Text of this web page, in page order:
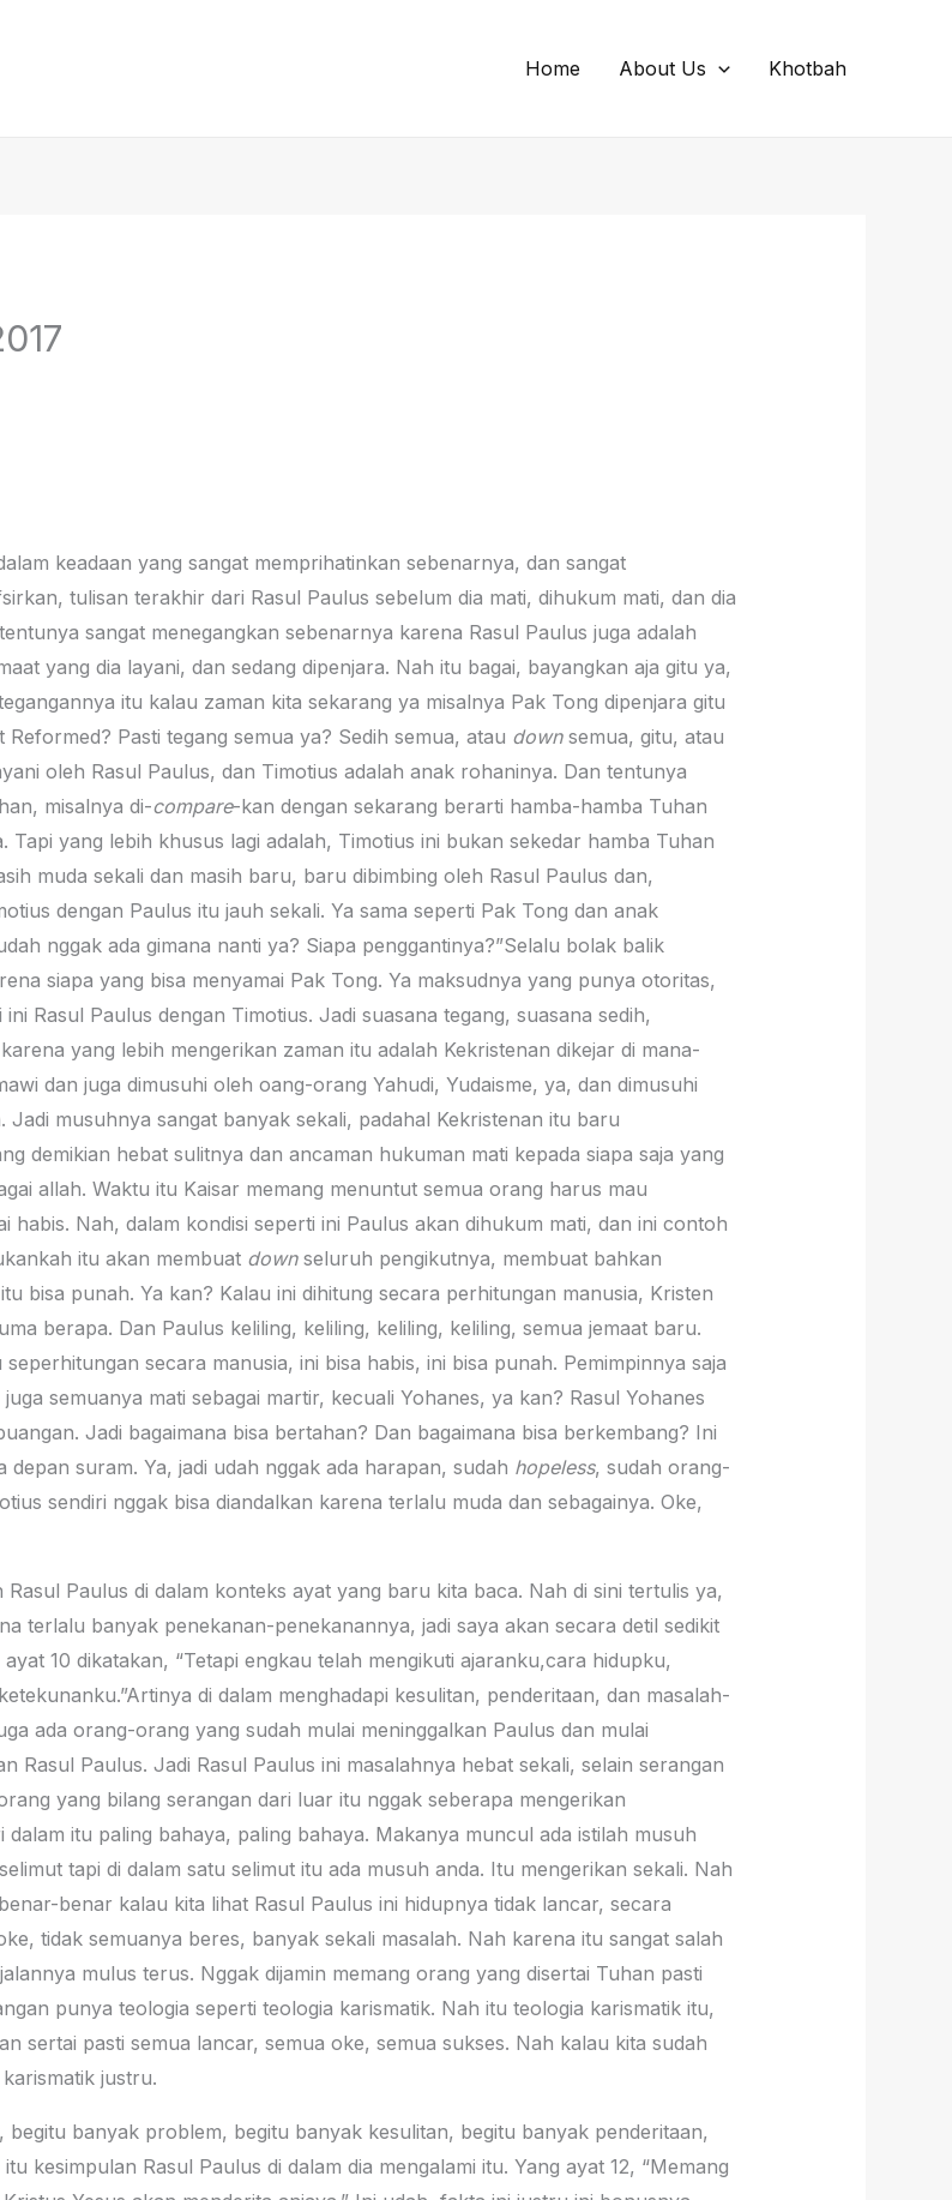
Home About Us Khotbah
keadaan yang sangat memprihatinkan sebenarnya, dan sangat
tulisan terakhir dari Rasul Paulus sebelum dia mati, dihukum mati, dan dia
sangat menegangkan sebenarnya karena Rasul Paulus juga adalah
yang dia layani, dan sedang dipenjara. Nah itu bagai, bayangkan aja gitu ya,
itu kalau zaman kita sekarang ya misalnya Pak Tong dipenjara gitu
Pasti tegang semua ya? Sedih semua, atau downsemua, gitu, atau
oleh Rasul Paulus, dan Timotius adalah anak rohaninya. Dan tentunya
misalnya di-compare-kan dengan sekarang berarti hamba-hamba Tuhan
Tapi yang lebih khusus lagi adalah, Timotius ini bukan sekedar hamba Tuhan
muda sekali dan masih baru, baru dibimbing oleh Rasul Paulus dan,
dengan Paulus itu jauh sekali. Ya sama seperti Pak Tong dan anak
nggak ada gimana nanti ya? Siapa penggantinya?”Selalu bolak balik
siapa yang bisa menyamai Pak Tong. Ya maksudnya yang punya otoritas,
Rasul Paulus dengan Timotius. Jadi suasana tegang, suasana sedih,
yang lebih mengerikan zaman itu adalah Kekristenan dikejar di mana-
dan juga dimusuhi oleh oang-orang Yahudi, Yudaisme, ya, dan dimusuhi
musuhnya sangat banyak sekali, padahal Kekristenan itu baru
demikian hebat sulitnya dan ancaman hukuman mati kepada siapa saja yang
allah. Waktu itu Kaisar memang menuntut semua orang harus mau
habis. Nah, dalam kondisi seperti ini Paulus akan dihukum mati, dan ini contoh
itu akan membuat downseluruh pengikutnya, membuat bahkan
bisa punah. Ya kan? Kalau ini dihitung secara perhitungan manusia, Kristen
berapa. Dan Paulus keliling, keliling, keliling, keliling, semua jemaat baru.
secara manusia, ini bisa habis, ini bisa punah. Pemimpinnya saja
semuanya mati sebagai martir, kecuali Yohanes, ya kan? Rasul Yohanes
Jadi bagaimana bisa bertahan? Dan bagaimana bisa berkembang? Ini
depan suram. Ya, jadi udah nggak ada harapan, sudah hopeless, sudah orang-
sendiri nggak bisa diandalkan karena terlalu muda dan sebagainya. Oke,
Paulus di dalam konteks ayat yang baru kita baca. Nah di sini tertulis ya,
terlalu banyak penekanan-penekanannya, jadi saya akan secara detil sedikit
10 dikatakan, “Tetapi engkau telah mengikuti ajaranku,cara hidupku,
di dalam menghadapi kesulitan, penderitaan, dan masalah-
ada orang-orang yang sudah mulai meninggalkan Paulus dan mulai
Rasul Paulus. Jadi Rasul Paulus ini masalahnya hebat sekali, selain serangan
yang bilang serangan dari luar itu nggak seberapa mengerikan
itu paling bahaya, paling bahaya. Makanya muncul ada istilah musuh
tapi di dalam satu selimut itu ada musuh anda. Itu mengerikan sekali. Nah
benar kalau kita lihat Rasul Paulus ini hidupnya tidak lancar, secara
tidak semuanya beres, banyak sekali masalah. Nah karena itu sangat salah
mulus terus. Nggak dijamin memang orang yang disertai Tuhan pasti
punya teologia seperti teologia karismatik. Nah itu teologia karismatik itu,
sertai pasti semua lancar, semua oke, semua sukses. Nah kalau kita sudah
justru.
banyak problem, begitu banyak kesulitan, begitu banyak penderitaan,
kesimpulan Rasul Paulus di dalam dia mengalami itu. Yang ayat 12, “Memang